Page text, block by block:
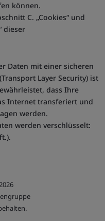
können.
C. „Cookies“ und
dieser
Daten mit einer sicheren
Layer Security) ist
dass Ihre
Internet transferiert und
werden.
werden verschlüsselt: